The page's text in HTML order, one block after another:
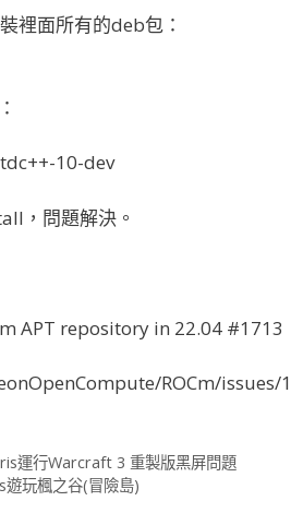
裡面所有的deb包：
10-dev
，問題解決。
APT repository in 22.04 #1713
ROCm/issues/
運行Warcraft 3 重製版黑屏問題
玩楓之谷(冒險島)